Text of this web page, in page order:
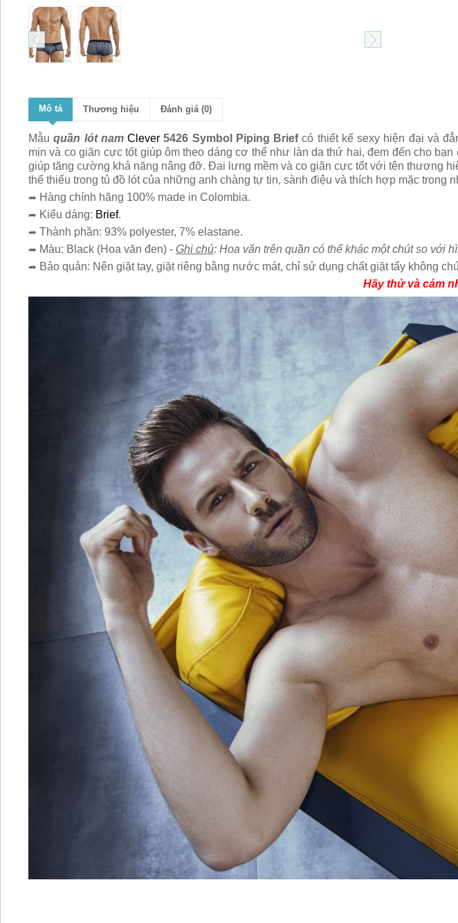
Mô tả Thương hiệu Đánh giá (0)
Mẫuquần lót namClever 5426 Symbol Piping Briefcó thiết kế sexy hiện đại và
mịn và co giãn cực tốt giúp ôm theo dáng cơ thể như làn da thứ hai, đem đến cho
giúp tăng cường khả năng nâng đỡ. Đai lưng mềm và co giãn cực tốt với tên thương
thể thiếu trong tủ đồ lót của những anh chàng tự tin, sành điệu và thích hợp mặc trong
➦ Hàng chính hãng 100% made in Colombia.
➦ Kiểu dáng: Brief.
➦ Thành phần: 93% polyester, 7% elastane.
➦ Màu: Black (Hoa văn đen) - Ghi chú: Hoa văn trên quần có thể khác một chút so với
➦ Bảo quản: Nên giặt tay, giặt riêng bằng nước mát, chỉ sử dụng chất giặt tẩy không
Hãy thử và cảm